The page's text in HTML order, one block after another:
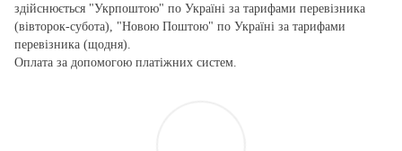
здійснюється "Укрпоштою" по Україні за тарифами перевізника
(вівторок-субота), "Новою Поштою" по Україні за тарифами
перевізника (щодня).
Оплата за допомогою платіжних систем.